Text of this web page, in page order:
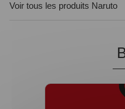
Voir tous les produits Naruto